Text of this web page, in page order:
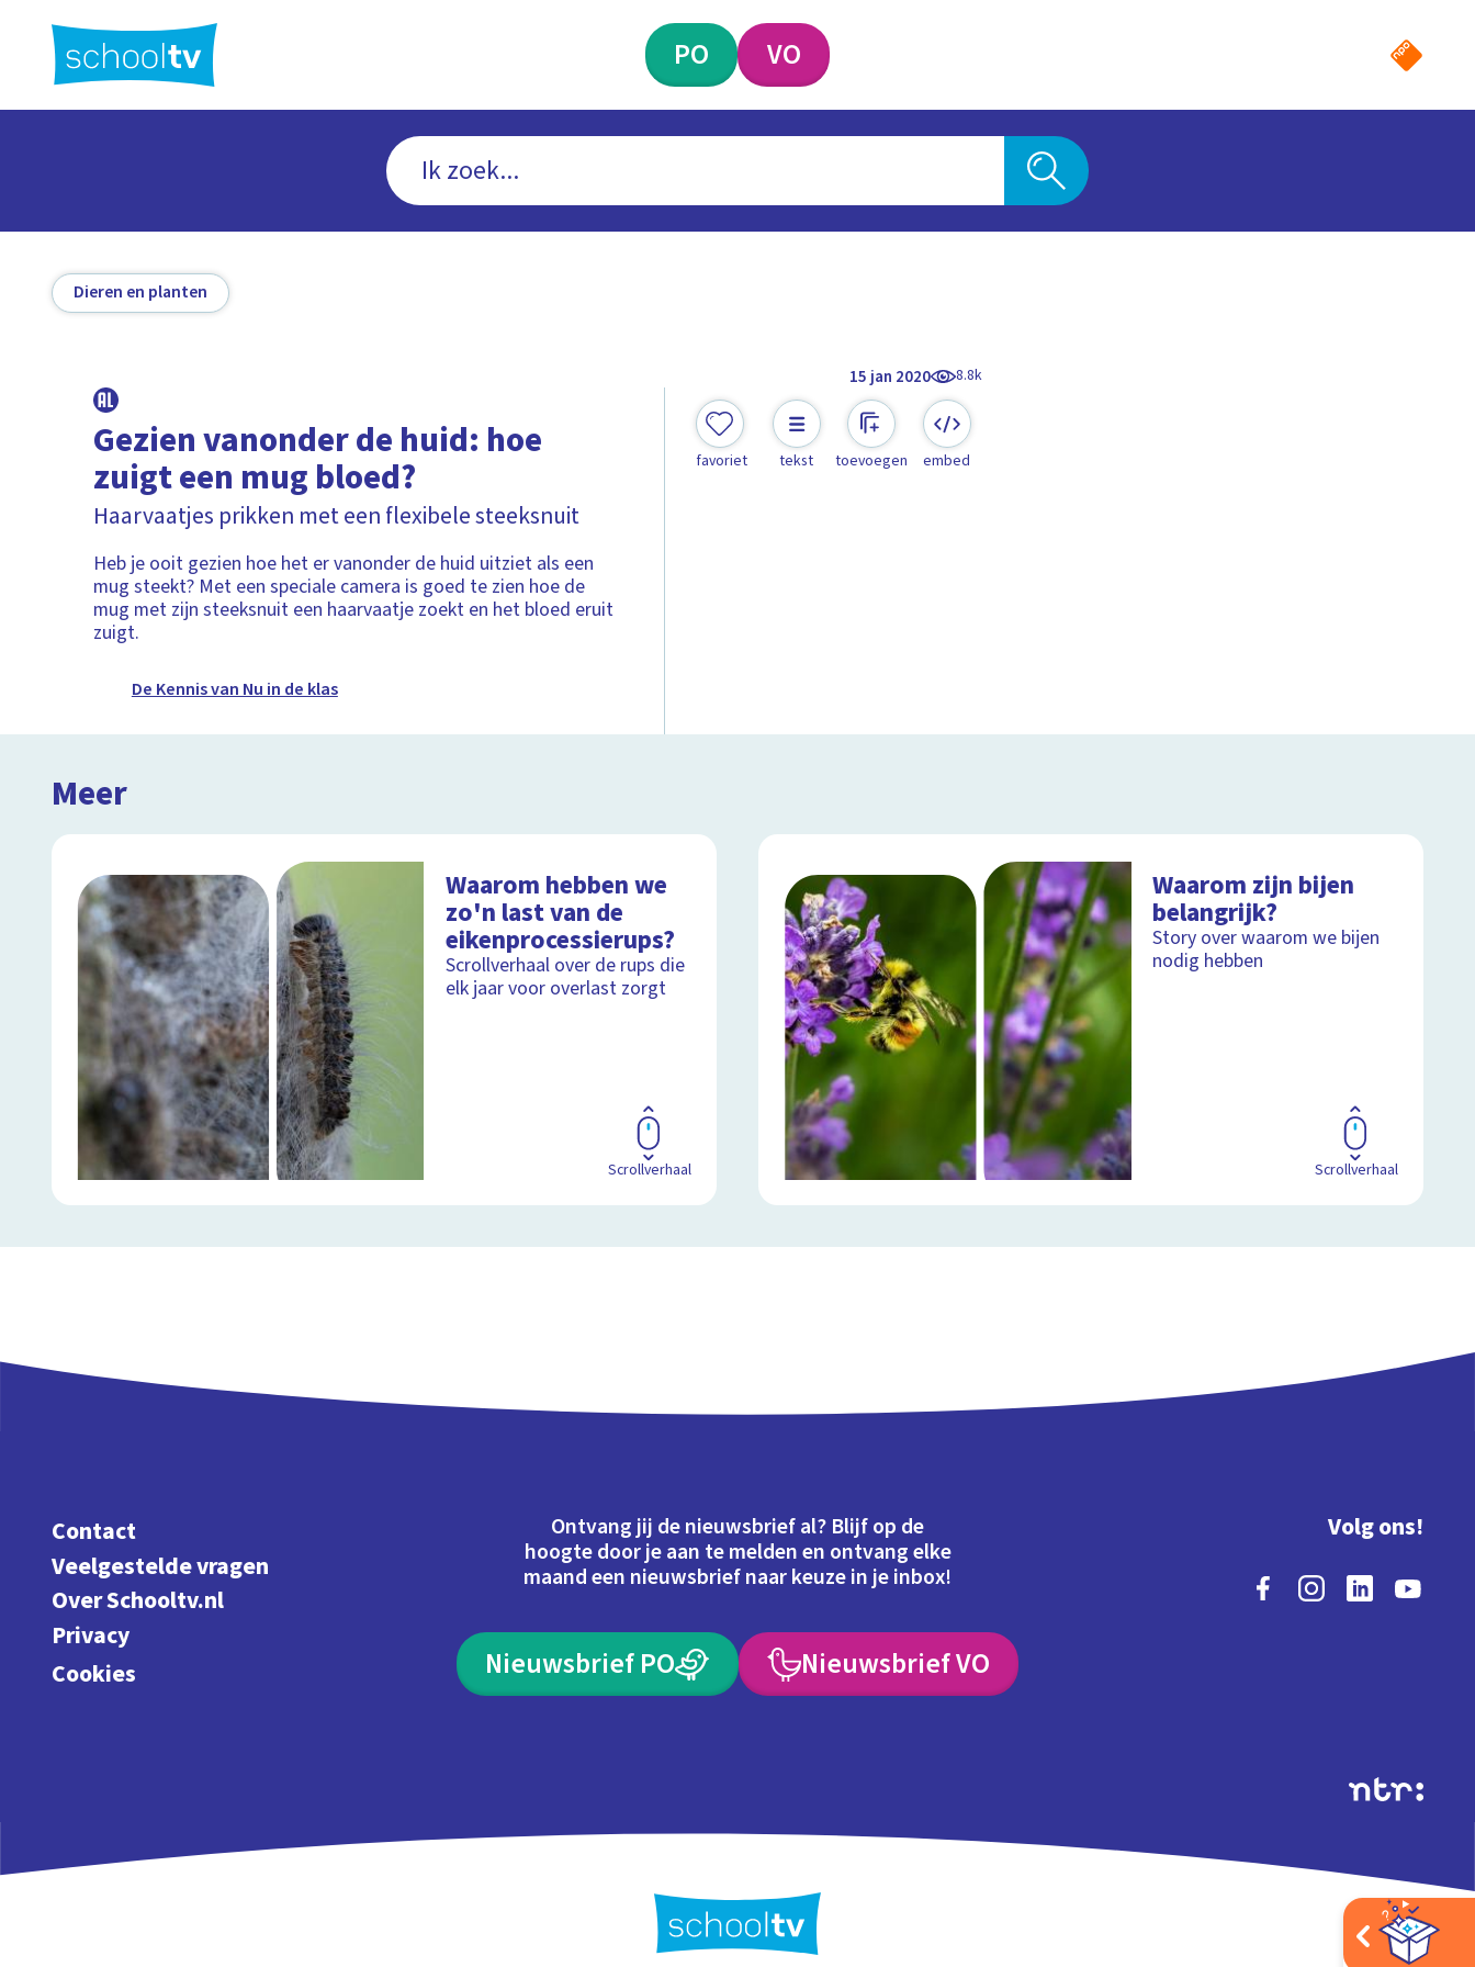
hoofdinhoud
PO VO
Dieren en planten
15 jan 2020 8.8k
Gezien vanonder de huid: hoe
zuigt een mug bloed?
Haarvaatjes prikken met een flexibele steeksnuit
Heb je ooit gezien hoe het er vanonder de huid uitziet als een
mug steekt? Met een speciale camera is goed te zien hoe de
mug met zijn steeksnuit een haarvaatje zoekt en het bloed eruit
zuigt.
De Kennis van Nu in de klas
favoriet tekst toevoegen embed
Meer
Waarom hebben we
zo'n last van de
eikenprocessierups?
Scrollverhaal over de rups die
elk jaar voor overlast zorgt
Scrollverhaal
Waarom zijn bijen
belangrijk?
Story over waarom we bijen
nodig hebben
Scrollverhaal
Contact
Veelgestelde vragen
Over Schooltv.nl
Privacy
Cookies
Ontvang jij de nieuwsbrief al? Blijf op de
hoogte door je aan te melden en ontvang elke
maand een nieuwsbrief naar keuze in je inbox!
Nieuwsbrief PO Nieuwsbrief VO
Volg ons!
Extra's